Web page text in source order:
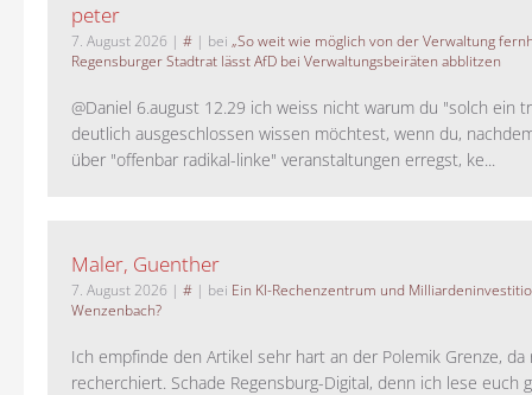
peter
7. August 2026 | # | bei „So weit wie möglich von der Verwaltung
Regensburger Stadtrat lässt AfD bei Verwaltungsbeiräten abblitzen
@Daniel 6.august 12.29 ich weiss nicht warum du "solch ein
deutlich ausgeschlossen wissen möchtest, wenn du,
über "offenbar radikal-linke" veranstaltungen erregst, ke...
Maler, Guenther
7. August 2026 | # | bei Ein KI-Rechenzentrum und
Wenzenbach?
Ich empfinde den Artikel sehr hart an der Polemik Grenze,
recherchiert. Schade Regensburg-Digital, denn ich lese euch